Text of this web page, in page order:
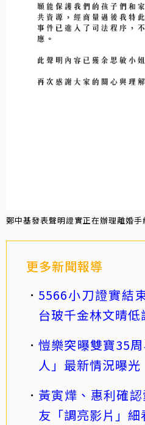
鄭中基發表聲明證實正在辦理離婚手
更多新聞報導
5566小刀證實結
台玻千金林文晴低
愷樂突曝雙寶35
人」最新情況曝光
黃寅燁、惠利確
友「調亮影片」細